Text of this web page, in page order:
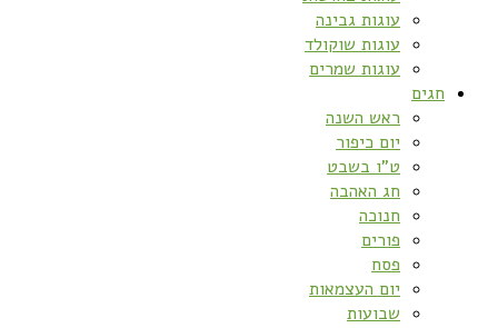
עוגות גבינה
עוגות שוקולד
עוגות שמרים
חגים
ראש השנה
יום כיפור
ט”ו בשבט
חג האהבה
חנוכה
פורים
פסח
יום העצמאות
שבועות